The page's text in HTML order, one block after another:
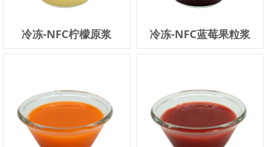
冷冻-NFC柠檬原浆 冷冻-NFC蓝莓果粒浆